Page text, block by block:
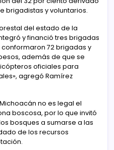
brigadistas y voluntarios.
del estado de la
y financió tres brigadas
72 brigadas y
además de que se
oficiales para
agregó Ramírez
no es legal el
boscosa, por lo que invitó
bosques a sumarse a las
de los recursos